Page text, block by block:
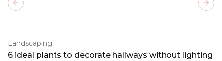
Landscaping
6 ideal plants to decorate hallways without lighting
Previous slide